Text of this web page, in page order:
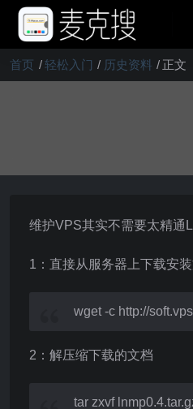
首页 轻松入门 历史资料 正文
维护VPS其实不需要太精通
1：直接从服务器上下载安
wget -c http://
2：解压缩下载的文档
tar zxvf